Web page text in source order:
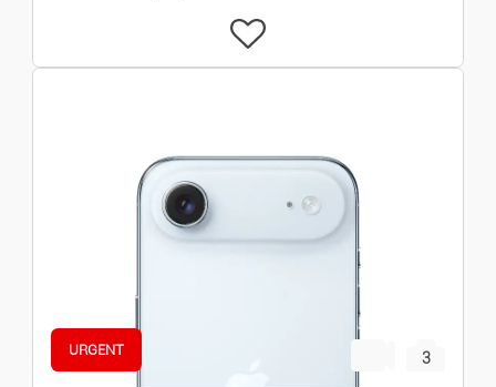
Informática
Consolas Y Videojuegos
URGENT 3